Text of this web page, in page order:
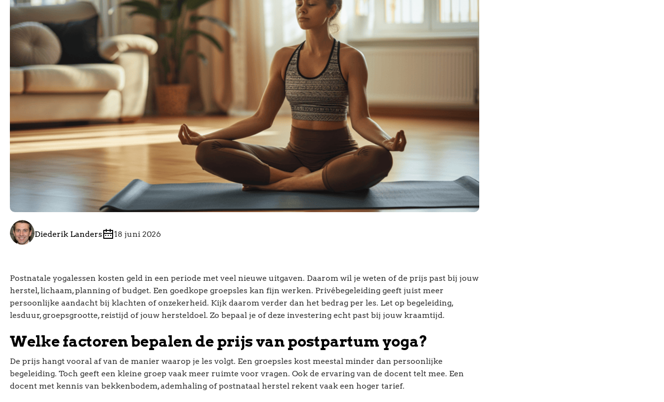
Diederik Landers 18 juni 2026
Postnatale yogalessen kosten geld in een periode met veel nieuwe uitgaven. Daarom wil je weten of de prijs past bij jouw
herstel, lichaam, planning of budget. Een goedkope groepsles kan fijn werken. Privébegeleiding geeft juist meer
persoonlijke aandacht bij klachten of onzekerheid. Kijk daarom verder dan het bedrag per les. Let op begeleiding,
lesduur, groepsgrootte, reistijd of jouw hersteldoel. Zo bepaal je of deze investering echt past bij jouw kraamtijd.
Welke factoren bepalen de prijs van postpartum yoga?
De prijs hangt vooral af van de manier waarop je les volgt. Een groepsles kost meestal minder dan persoonlijke
begeleiding. Toch geeft een kleine groep vaak meer ruimte voor vragen. Ook de ervaring van de docent telt mee. Een
docent met kennis van bekkenbodem, ademhaling of postnataal herstel rekent vaak een hoger tarief.